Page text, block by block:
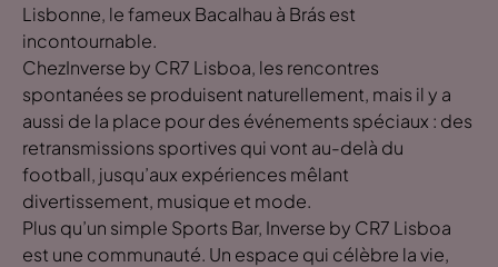
Lisbonne, le fameux Bacalhau à Brás est
incontournable.
ChezInverse by CR7 Lisboa, les rencontres
spontanées se produisent naturellement, mais il y a
aussi de la place pour des événements spéciaux : des
retransmissions sportives qui vont au-delà du
football, jusqu’aux expériences mêlant
divertissement, musique et mode.
Plus qu’un simple Sports Bar, Inverse by CR7 Lisboa
est une communauté. Un espace qui célèbre la vie,